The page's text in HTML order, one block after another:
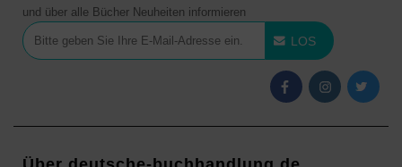
und über alle Bücher Neuheiten informieren
LOS